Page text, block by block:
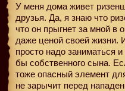
У меня дома живет
друзья. Да, я знаю что
что он прыгнет за мной в
даже ценой своей жизни.
просто надо заниматься
бы собственного сына.
тоже опасный элемент
не зарычит перед